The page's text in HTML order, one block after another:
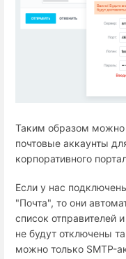
Таким образом можно
почтовые аккаунты
корпоративного
Если у нас
"Почта", то они
список отправителей
не будут отключены
можно только SMTP-